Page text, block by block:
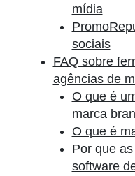
mídia
sociais
FAQ sobre
agências de
O que é
marca
O que é
Por que
software